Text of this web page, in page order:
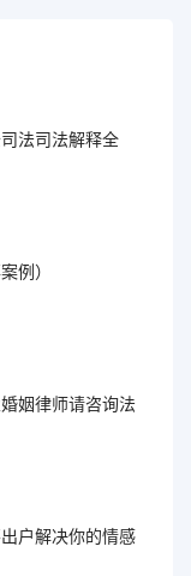
法司法解释全
例）
姻律师请咨询法
户解决你的情感